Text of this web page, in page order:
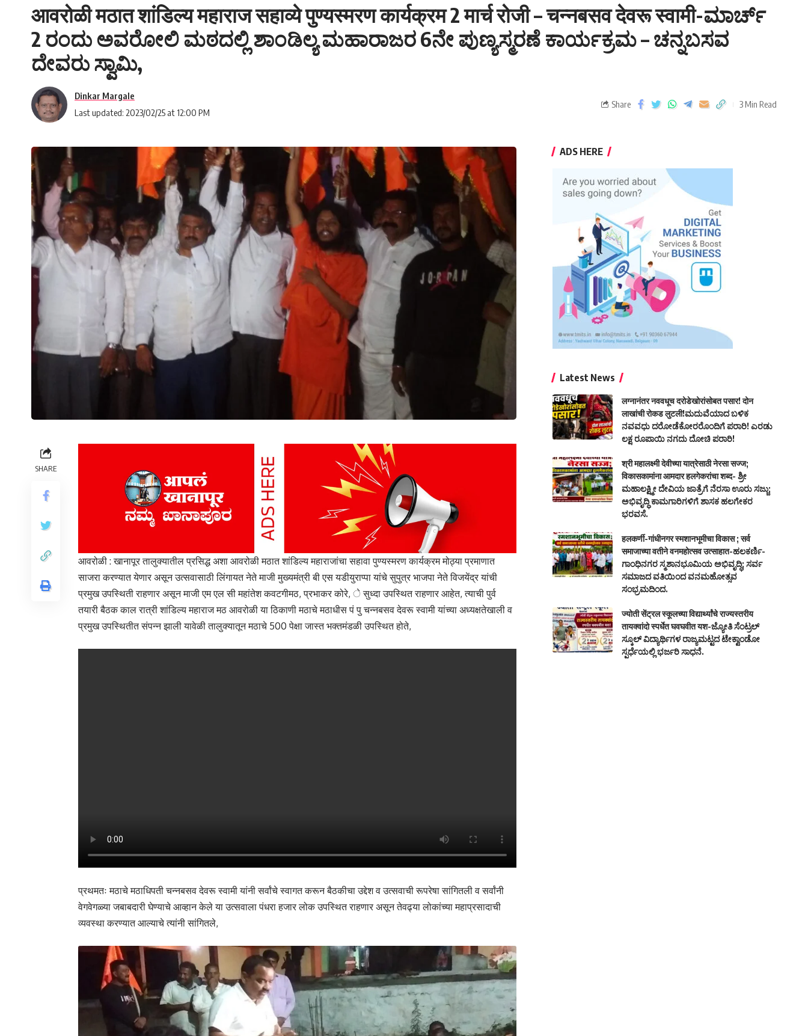
आवरोळी मठात शांडिल्य महाराज सहाव्ये पुण्यस्मरण कार्यक्रम 2 मार्च रोजी – चन्नबसव देवरू स्वामी-ಮಾರ್ಚ್
2 ರಂದು ಅವರೋಲಿ ಮಠದಲ್ಲಿ ಶಾಂಡಿಲ್ಯ ಮಹಾರಾಜರ 6ನೇ ಪುಣ್ಯಸ್ಮರಣೆ ಕಾರ್ಯಕ್ರಮ – ಚನ್ನಬಸವ
ದೇವರು ಸ್ವಾಮಿ,
Last updated: 2023/02/25 at 12:00 PM
Dinkar Margale
Share 3 Min Read
SHARE
आवरोळी : खानापूर तालुक्यातील प्रसिद्ध अशा आवरोळी मठात शांडिल्य महाराजांचा सहावा पुण्यस्मरण कार्यक्रम मोठ्या प्रमाणात
साजरा करण्यात येणार असून उत्सवासाठी लिंगायत नेते माजी मुख्यमंत्री बी एस यडीयुराप्पा यांचे सुपुत्र भाजपा नेते विजयेंद्र यांची
प्रमुख उपस्थिती राहणार असून माजी एम एल सी महांतेश कवटगीमठ, प्रभाकर कोरे, े सुध्दा उपस्थित राहणार आहेत, त्याची पुर्व
तयारी बैठक काल रात्री शांडिल्य महाराज मठ आवरोळी या ठिकाणी मठाचे मठाधीस पं पु चन्नबसव देवरू स्वामी यांच्या अध्यक्षतेखाली व
प्रमुख उपस्थितीत संपन्न झाली यावेळी तालुक्यातून मठाचे 500 पेक्षा जास्त भक्तमंडळी उपस्थित होते,
प्रथमतः मठाचे मठाधिपती चन्नबसव देवरू स्वामी यांनी सर्वांचे स्वागत करून बैठकीचा उद्देश व उत्सवाची रूपरेषा सांगितली व सर्वांनी
वेगवेगळ्या जबाबदारी घेण्याचे आव्हान केले या उत्सवाला पंधरा हजार लोक उपस्थित राहणार असून तेवढ्या लोकांच्या महाप्रसादाची
व्यवस्था करण्यात आल्याचे त्यांनी सांगितले,
ADS HERE
Latest News
लग्नानंतर नववधूच दरोडेखोरांसोबत पसार! दोन
लाखांची रोकड लुटली!ಮದುವೆಯಾದ ಬಳಿಕ
ನವವಧು ದರೋಡೆಕೋರರೊಂದಿಗೆ ಪರಾರಿ! ಎರಡು
ಲಕ್ಷ ರೂಪಾಯಿ ನಗದು ದೋಚಿ ಪರಾರಿ!
श्री महालक्ष्मी देवीच्या यात्रेसाठी नेरसा सज्ज;
विकासकामांना आमदार हलगेकरांचा शब्द- ಶ್ರೀ
ಮಹಾಲಕ್ಷ್ಮೀ ದೇವಿಯ ಜಾತ್ರೆಗೆ ನೆರಸಾ ಊರು ಸಜ್ಜು;
ಅಭಿವೃದ್ಧಿ ಕಾಮಗಾರಿಗಳಿಗೆ ಶಾಸಕ ಹಲಗೇಕರ
ಭರವಸೆ.
हलकर्णी-गांधीनगर स्मशानभूमीचा विकास ; सर्व
समाजाच्या वतीने वनमहोत्सव उत्साहात-ಹಲಕರ್ಣಿ-
ಗಾಂಧಿನಗರ ಸ್ಮಶಾನಭೂಮಿಯ ಅಭಿವೃದ್ಧಿ; ಸರ್ವ
ಸಮಾಜದ ವತಿಯಿಂದ ವನಮಹೋತ್ಸವ
ಸಂಭ್ರಮದಿಂದ.
ज्योती सेंट्रल स्कूलच्या विद्यार्थ्यांचे राज्यस्तरीय
तायक्वांदो स्पर्धेत घवघवीत यश-ಜ್ಯೋತಿ ಸೆಂಟ್ರಲ್
ಸ್ಕೂಲ್ ವಿದ್ಯಾರ್ಥಿಗಳ ರಾಜ್ಯಮಟ್ಟದ ಟೇಕ್ವಾಂಡೋ
ಸ್ಪರ್ಧೆಯಲ್ಲಿ ಭರ್ಜರಿ ಸಾಧನೆ.